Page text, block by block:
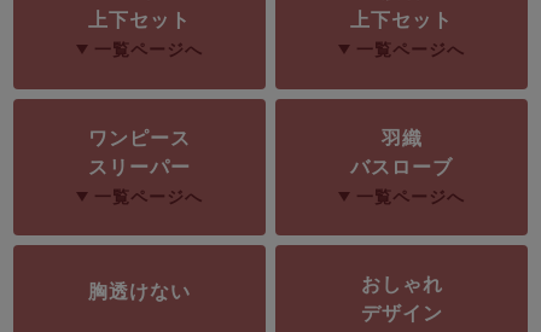
売れ筋ランキング
- Item Ranking -
新着商品
- New Arrival -
すべてのキッ
ガールズ前開
ガールズかぶ
ボーイズ長袖
上下セット
一覧ページへ
上下セット
一覧ページへ
ワンピース
スリーパー
一覧ページへ
羽織
バスローブ
一覧ページへ
胸透けない
おしゃれ
デザイン